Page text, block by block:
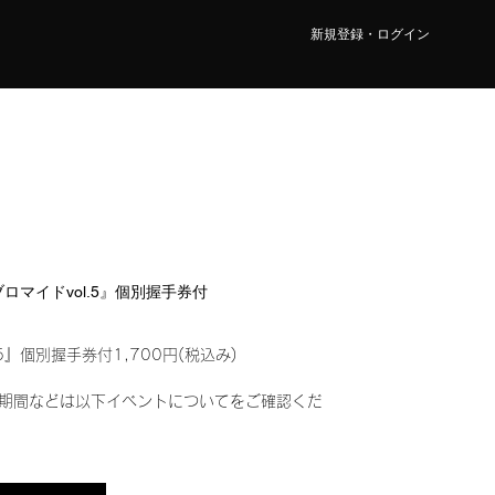
新規登録・ログイン
マイドvol.5』個別握手券付
』個別握手券付1,700円(税込み)
間などは以下イベントについてをご確認くだ